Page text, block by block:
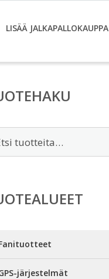
LISÄÄ JALKAPALLOKAUPPA
järjestelmät